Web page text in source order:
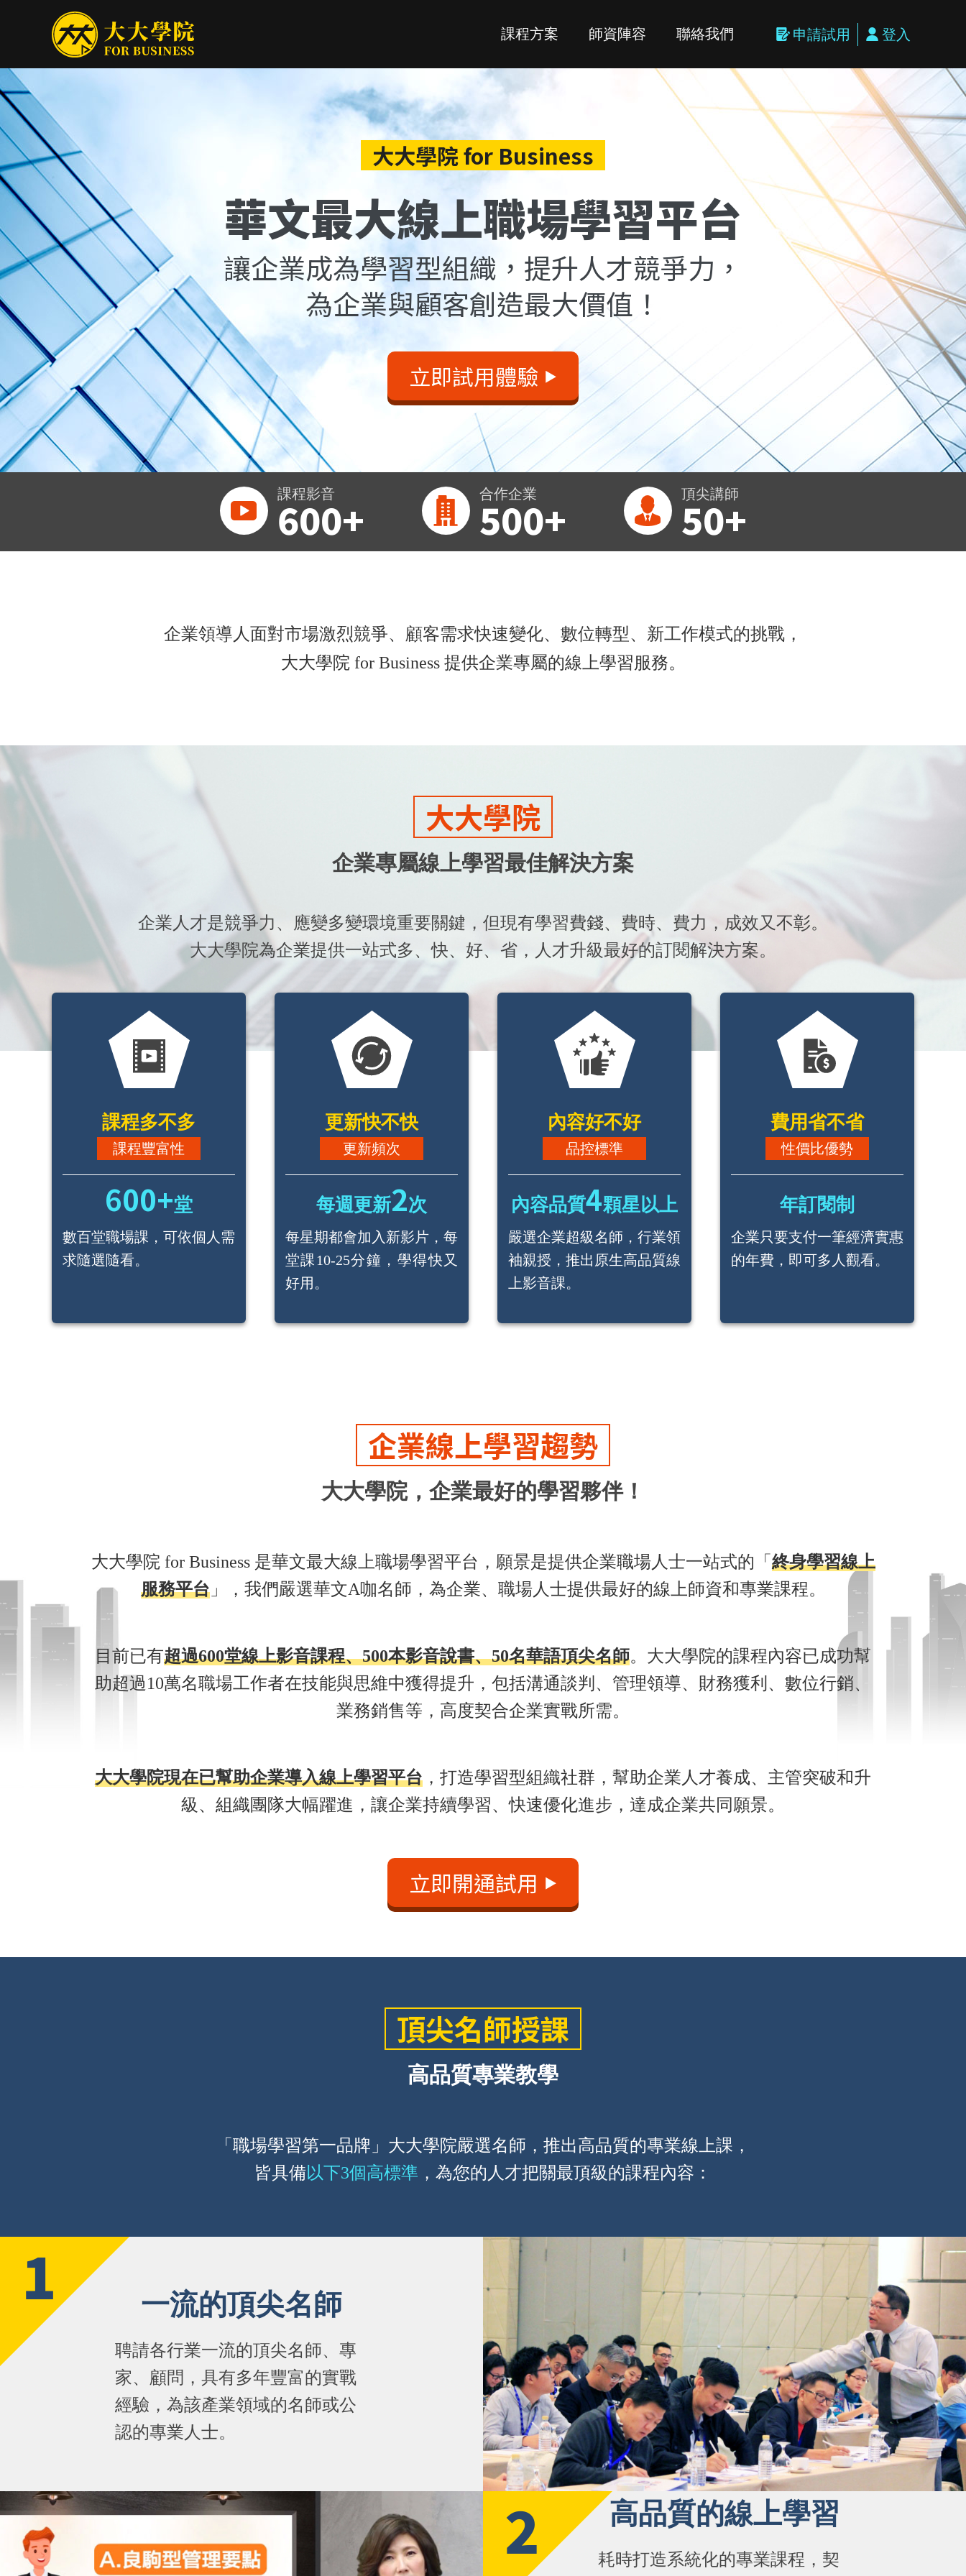
課程方案 師資陣容 聯絡我們 申請試用 登入
大大學院 for Business
華文最大線上職場學習平台
讓企業成為學習型組織，提升人才競爭力，
為企業與顧客創造最大價值！
立即試用體驗 ▶
課程影音
600+ 合作企業
500+ 頂尖講師
50+
企業領導人面對市場激烈競爭、顧客需求快速變化、數位轉型、新工作模式的挑戰，
大大學院 for Business 提供企業專屬的線上學習服務。
大大學院
企業專屬線上學習最佳解決方案
企業人才是競爭力、應變多變環境重要關鍵，但現有學習費錢、費時、費力，成效又不彰。
大大學院為企業提供一站式多、快、好、省，人才升級最好的訂閱解決方案。
課程多不多
課程豐富性
600+堂
數百堂職場課，可依個人需
求隨選隨看。
更新快不快
更新頻次
每週更新2次
每星期都會加入新影片，每
堂課10-25分鐘，學得快又
好用。
內容好不好
品控標準
內容品質4顆星以上
嚴選企業超級名師，行業領
袖親授，推出原生高品質線
上影音課。
費用省不省
性價比優勢
年訂閱制
企業只要支付一筆經濟實惠
的年費，即可多人觀看。
企業線上學習趨勢
大大學院，企業最好的學習夥伴！
大大學院 for Business 是華文最大線上職場學習平台，願景是提供企業職場人士一站式的「 終身學習線上
服務平台」，我們嚴選華文A咖名師，為企業、職場人士提供最好的線上師資和專業課程。
目前已有超過600堂線上影音課程、500本影音說書、50名華語頂尖名師。大大學院的課程內容已成功幫
助超過10萬名職場工作者在技能與思維中獲得提升，包括溝通談判、管理領導、財務獲利、數位行銷、
業務銷售等，高度契合企業實戰所需。
大大學院現在已幫助企業導入線上學習平台 ，打造學習型組織社群，幫助企業人才養成、主管突破和升
級、組織團隊大幅躍進，讓企業持續學習、快速優化進步，達成企業共同願景。
立即開通試用 ▶
頂尖名師授課
高品質專業教學
「職場學習第一品牌」大大學院嚴選名師，推出高品質的專業線上課，
皆具備以下3個高標準 ，為您的人才把關最頂級的課程內容：
1 一流的頂尖名師
聘請各行業一流的頂尖名師、專
家、顧問，具有多年豐富的實戰
經驗，為該產業領域的名師或公
認的專業人士。
2 高品質的線上學習
耗時打造系統化的專業課程，契